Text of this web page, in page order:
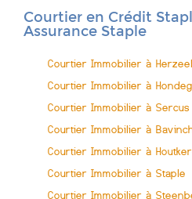
Courtier en Crédit
Assurance Staple
Courtier Immobilier à
Courtier Immobilier à
Courtier Immobilier à Sercus
Courtier Immobilier à
Courtier Immobilier à
Courtier Immobilier à Staple
Courtier Immobilier à